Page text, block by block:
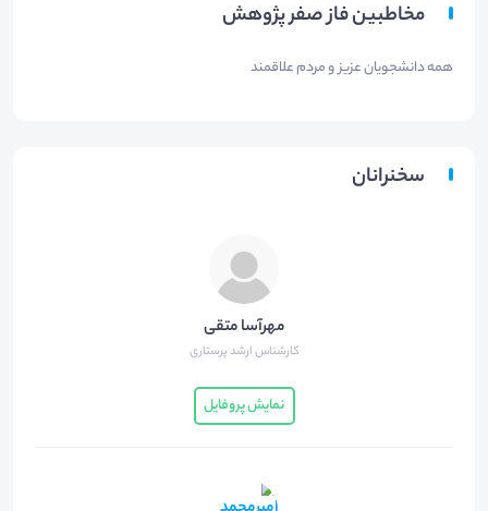
مخاطبین فاز صفر پژوهش
همه دانشجویان عزیز و مردم علاقمند
سخنرانان
مهرآسا متقی
کارشناس ارشد پرستاری
نمایش پروفایل